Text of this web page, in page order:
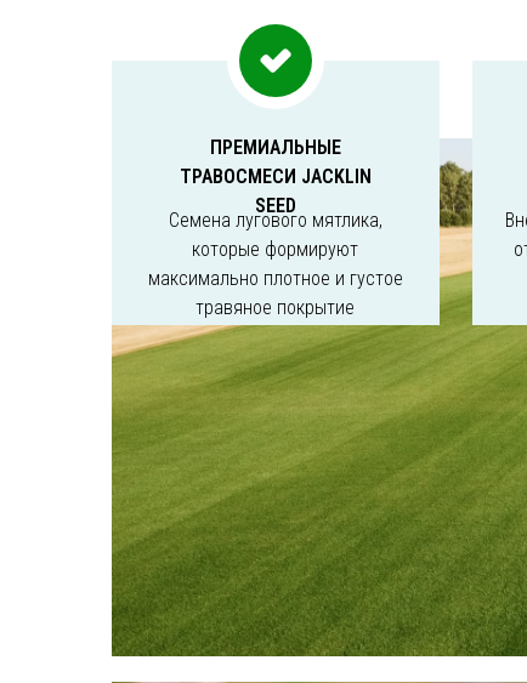
ПРЕМИАЛЬНЫЕ
ТРАВОСМЕСИ JACKLIN
SEED
Семена лугового мятлика,
которые формируют
максимально плотное и густое
травяное покрытие